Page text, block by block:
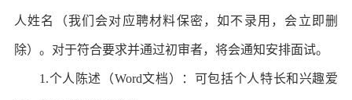
人姓名（我们会对应聘材料保密，如不录用，会立即删
除）。对于符合要求并通过初审者，将会通知安排面试。
1.个人陈述（Word文档）：可包括个人特长和兴趣爱